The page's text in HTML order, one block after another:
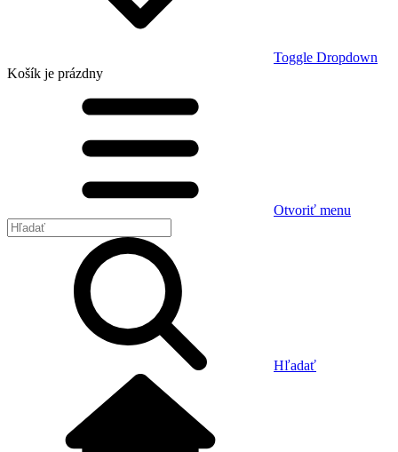
Toggle Dropdown
Košík je prázdny
Otvoriť menu
Hľadať